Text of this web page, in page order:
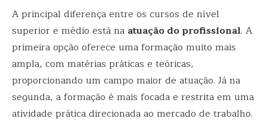
A principal diferença entre os cursos de nível
superior e médio está na atuação do profissional. A
primeira opção oferece uma formação muito mais
ampla, com matérias práticas e teóricas,
proporcionando um campo maior de atuação. Já na
segunda, a formação é mais focada e restrita em uma
atividade prática direcionada ao mercado de trabalho.